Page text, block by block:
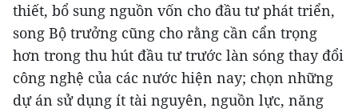
thiết, bổ sung nguồn vốn cho đầu tư phát triển,
song Bộ trưởng cũng cho rằng cần cẩn trọng
hơn trong thu hút đầu tư trước làn sóng thay đổi
công nghệ của các nước hiện nay; chọn những
dự án sử dụng ít tài nguyên, nguồn lực, năng